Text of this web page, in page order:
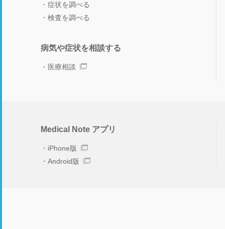
症状を調べる
検査を調べる
病気や症状を相談する
医療相談
Medical Note アプリ
iPhone版
Android版